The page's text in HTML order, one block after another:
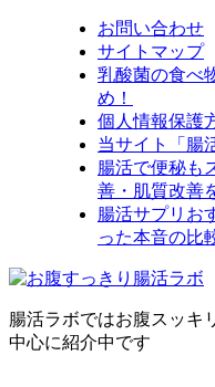
お問い合わせ
サイトマップ
乳酸菌の食べ
め！
個人情報保護
当サイト「腸
腸活で便秘も
善・肌質改善
腸活サプリお
った本音の比
腸活ラボではお腹スッキ
中心に紹介中です